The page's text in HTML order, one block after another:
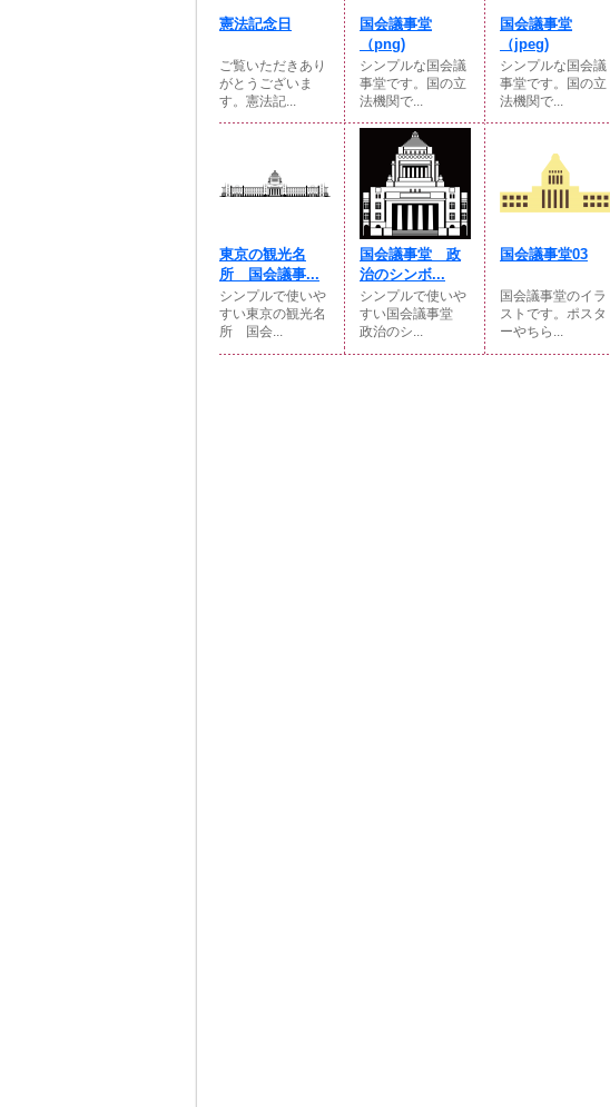
憲法記念日
ご覧いただきあり
がとうございま
す。憲法記...
国会議事堂
（png)
シンプルな国会議
事堂です。国の立
法機関で...
国会議事堂
（jpeg)
シンプルな国会議
事堂です。国の立
法機関で...
東京の観光名
所 国会議事...
シンプルで使いや
すい東京の観光名
所 国会...
国会議事堂 政
治のシンボ...
シンプルで使いや
すい国会議事堂
政治のシ...
国会議事堂03
国会議事堂のイラ
ストです。ポスタ
ーやちら...